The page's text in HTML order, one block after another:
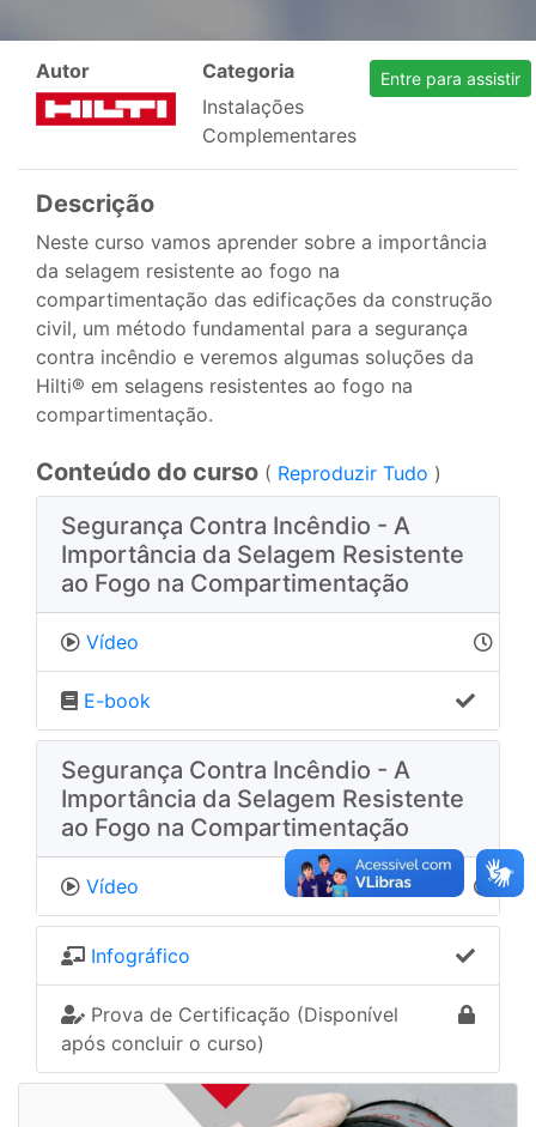
Autor
Categoria
Instalações
Complementares
Entre para assistir
Descrição
Neste curso vamos aprender sobre a importância
da selagem resistente ao fogo na
compartimentação das edificações da construção
civil, um método fundamental para a segurança
contra incêndio e veremos algumas soluções da
Hilti® em selagens resistentes ao fogo na
compartimentação.
Conteúdo do curso ( Reproduzir Tudo )
Segurança Contra Incêndio - A
Importância da Selagem Resistente
ao Fogo na Compartimentação
Vídeo
E-book
Segurança Contra Incêndio - A
Importância da Selagem Resistente
ao Fogo na Compartimentação
Vídeo
Infográfico
Prova de Certificação (Disponível
após concluir o curso)